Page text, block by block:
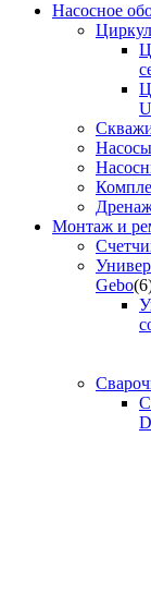
Насосное
Монтаж и
Gebo